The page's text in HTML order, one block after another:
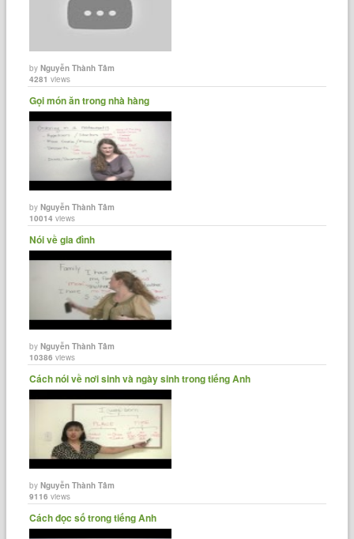
byNguyễn Thành Tâm
4281 views
Gọi món ăn trong nhà hàng
byNguyễn Thành Tâm
10014 views
Nói về gia đình
byNguyễn Thành Tâm
10386 views
Cách nói về nơi sinh và ngày sinh trong tiếng Anh
byNguyễn Thành Tâm
9116 views
Cách đọc số trong tiếng Anh